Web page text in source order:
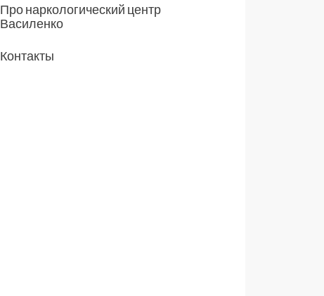
Про наркологический центр
Василенко
Контакты